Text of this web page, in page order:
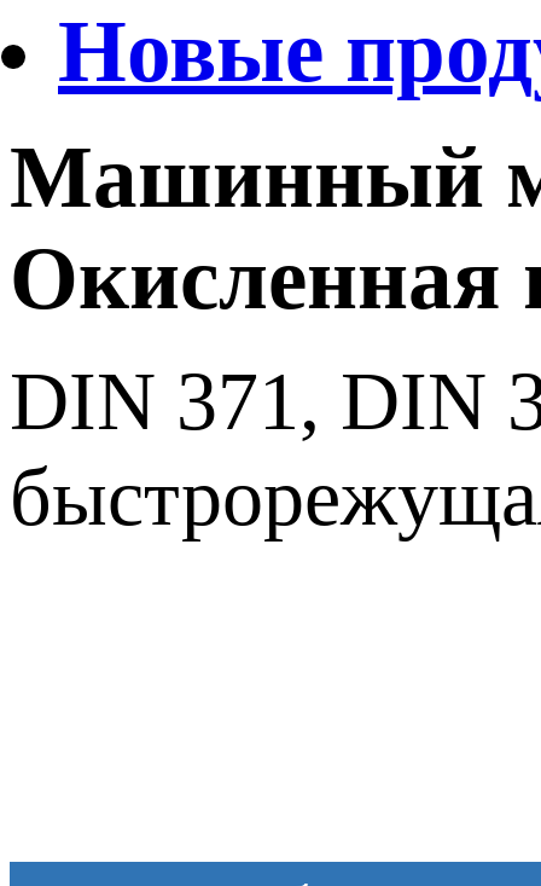
Новые
Машинный
Окисленная
DIN 371, DIN